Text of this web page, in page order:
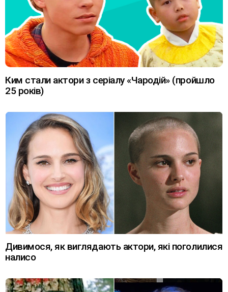
Ким стали актори з серіалу «Чародій» (пройшло
25 років)
Дивимося, як виглядають актори, які поголилися
налисо